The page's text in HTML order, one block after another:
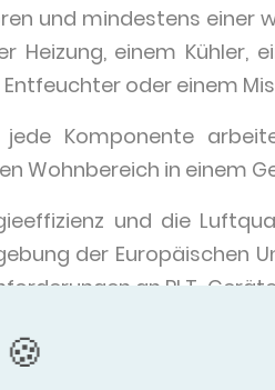
und mindestens einer
Heizung, einem Kühler,
oder einem
Komponente
Wohnbereich in einem
und die
der Europäischen
an RLT-
besteht ein
Filtern, Heiz-